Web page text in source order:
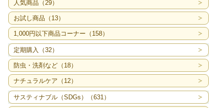
人気商品（29）
お試し商品（13）
1,000円以下商品コーナー（158）
定期購入（32）
防虫・洗剤など（18）
ナチュラルケア（12）
サスティナブル（SDGs）（631）